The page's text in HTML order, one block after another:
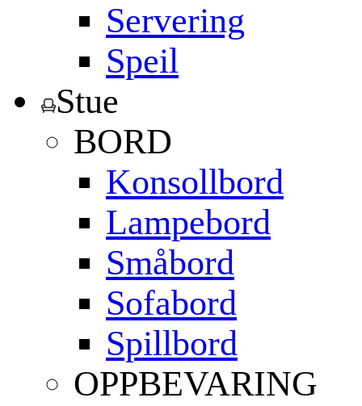
Servering
Speil
Stue
BORD
Konsollbord
Lampebord
Småbord
Sofabord
Spillbord
OPPBEVARING